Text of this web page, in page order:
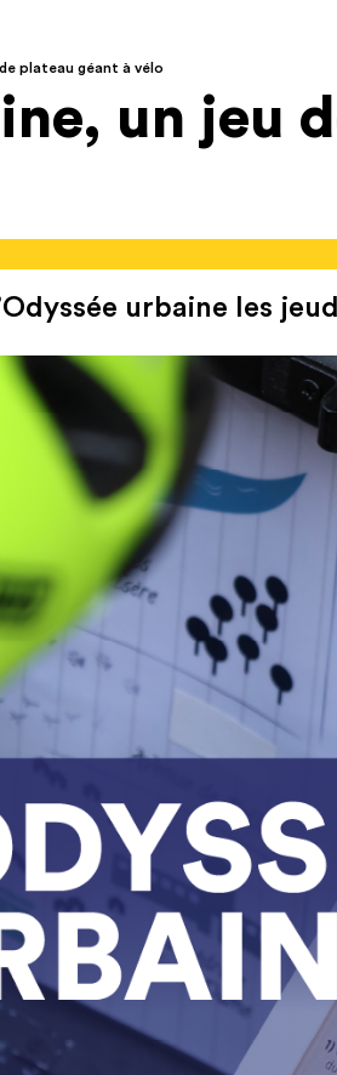
plateau géant à vélo
un jeu
urbaine les